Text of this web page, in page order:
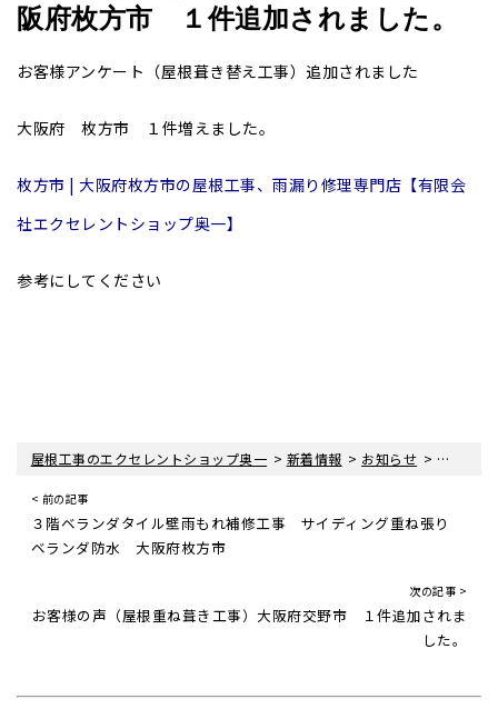
阪府枚方市 １件追加されました。
お客様アンケート（屋根葺き替え工事）追加されました
大阪府 枚方市 １件増えました。
枚方市 | 大阪府枚方市の屋根工事、雨漏り修理専門店【有限会
社エクセレントショップ奥一】
参考にしてください
屋根工事のエクセレントショップ奥一 > 新着情報 > お知らせ > お客様
< 前の記事
３階ベランダタイル壁雨もれ補修工事 サイディング重ね張り
ベランダ防水 大阪府枚方市
次の記事 >
お客様の声（屋根重ね葺き工事）大阪府交野市 １件追加されま
した。